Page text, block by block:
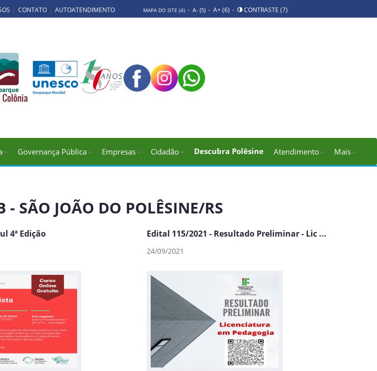
CONTATO AUTOATENDIMENTO MAPA DO SITE (4) - A- (5) - A+ (6) - CONTRASTE (7)
Governança Pública Empresas Cidadão Descubra Polêsine Atendimento Mais
- SÃO JOÃO DO POLÊSINE/RS
4ª Edição Edital 115/2021 - Resultado Preliminar - Lic ...
24/09/2021